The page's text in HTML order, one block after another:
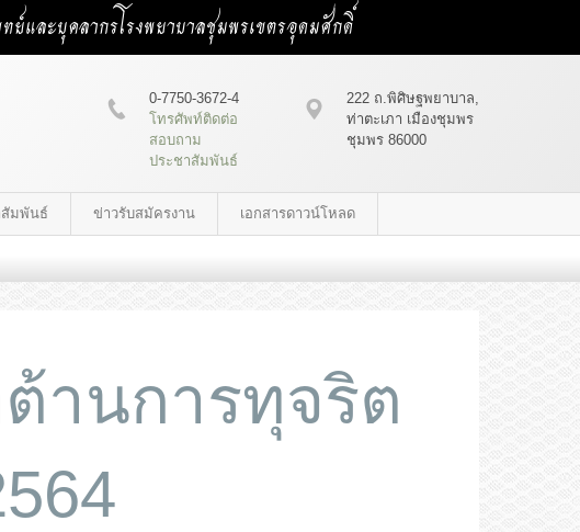
และบุคลากรโรงพยาบาลชุมพรเขตรอุดมศักดิ์
222 ถ.พิศิษฐพยาบาล,
ท่าตะเภา เมืองชุมพร
ชุมพร 86000
0-7750-3672-4
โทรศัพท์ติดต่อ
สอบถาม
ประชาสัมพันธ์
สัมพันธ์ ข่าวรับสมัครงาน เอกสารดาวน์โหลด
านการทุจริต